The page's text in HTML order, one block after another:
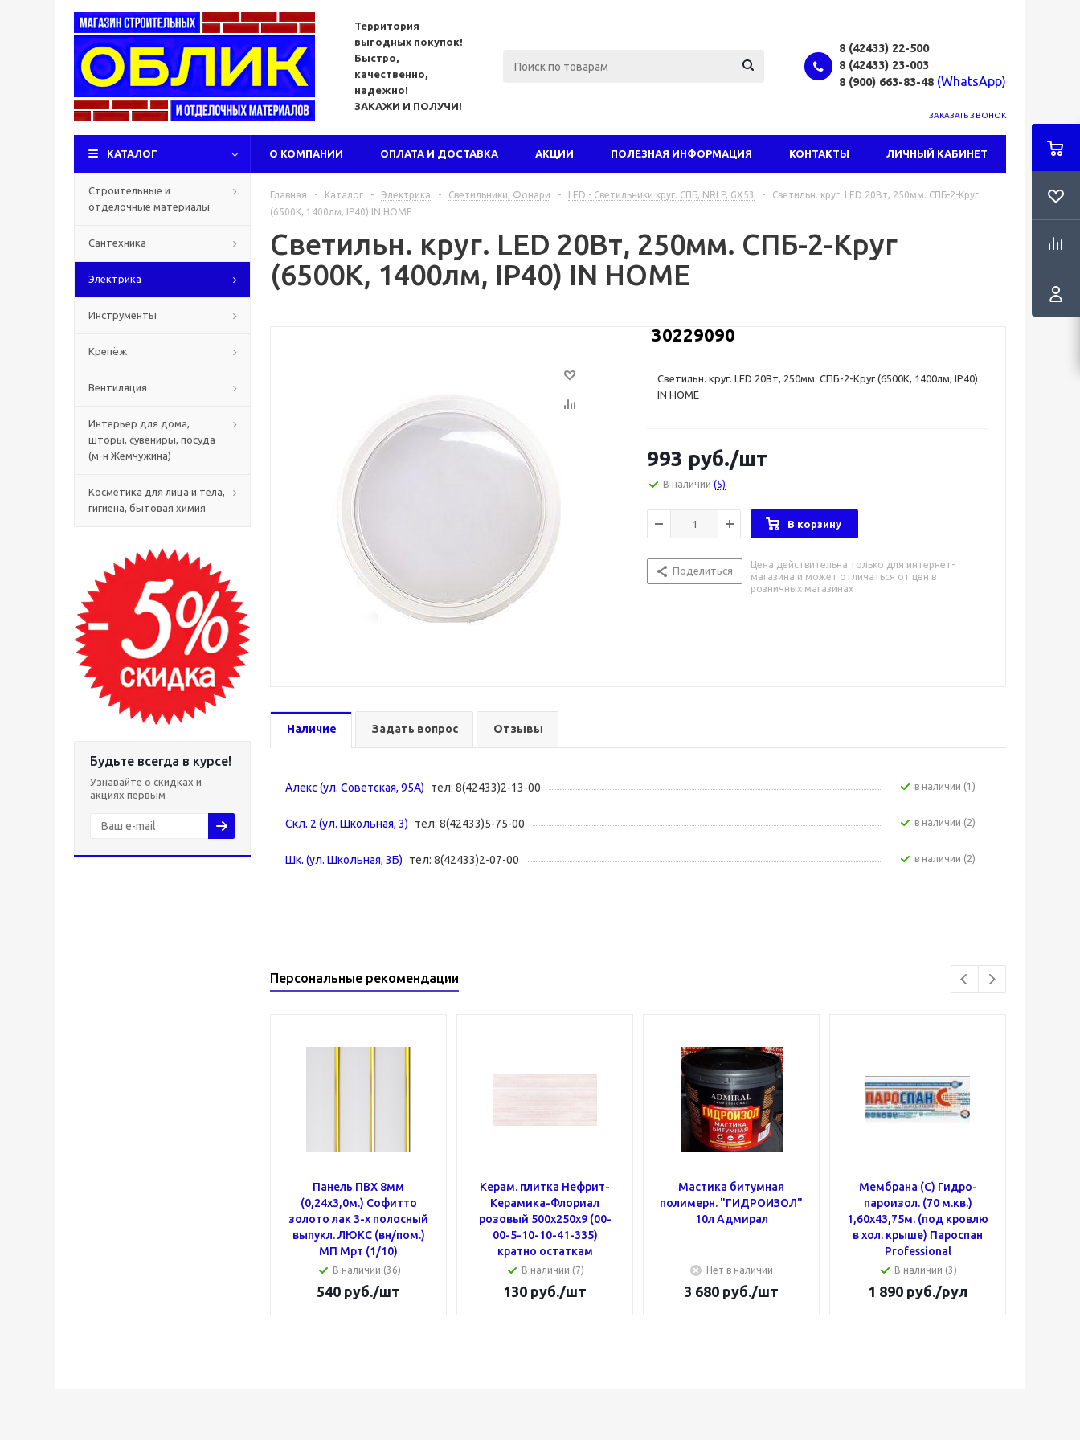
Территория
выгодных покупок!
Быстро,
качественно,
надежно!
ЗАКАЖИ И ПОЛУЧИ!
8 (42433) 22-500
8 (42433) 23-003
8 (900) 663-83-48 (WhatsApp)
ЗАКАЗАТЬ ЗВОНОК
КАТАЛОГ О КОМПАНИИ ОПЛАТА И ДОСТАВКА АКЦИИ ПОЛЕЗНАЯ ИНФОРМАЦИЯ КОНТАКТЫ ЛИЧНЫЙ КАБИНЕТ
Строительные и
отделочные материалы
Сантехника
Электрика
Инструменты
Крепёж
Вентиляция
Интерьер для дома,
шторы, сувениры, посуда
(м-н Жемчужина)
Косметика для лица и тела,
гигиена, бытовая химия
Будьте всегда в курсе!
Узнавайте о скидках и
акциях первым
Главная - Каталог - Электрика - Светильники, Фонари - LED - Светильники круг. СПБ, NRLP, GX53 -
Светильн. круг. LED 20Вт, 250мм. СПБ-2-Круг
(6500К, 1400лм, IP40) IN HOME
Светильн. круг. LED 20Вт, 250мм. СПБ-2-Круг
(6500К, 1400лм, IP40) IN HOME
30229090
Светильн. круг. LED 20Вт, 250мм. СПБ-2-Круг (6500К, 1400лм, IP40)
IN HOME
993 руб./шт
В наличии (5)
В корзину
Поделиться
Цена действительна только для интернет-
магазина и может отличаться от цен в
розничных магазинах
Наличие Задать вопрос Отзывы
Алекс (ул. Советская, 95А) тел: 8(42433)2-13-00 В наличии (1)
Скл. 2 (ул. Школьная, 3) тел: 8(42433)5-75-00 В наличии (2)
Шк. (ул. Школьная, 3Б) тел: 8(42433)2-07-00 В наличии (2)
Персональные рекомендации
Панель ПВХ 8мм
(0,24x3,0м.) Cофитто
золото лак 3-х полосный
выпукл. ЛЮКС (вн/пом.)
МП Мрт (1/10)
В наличии (36)
540 руб./шт
Керам. плитка Нефрит-
Керамика-Флориал
розовый 500х250х9 (00-
00-5-10-10-41-335)
кратно остаткам
В наличии (7)
130 руб./шт
Мастика битумная
полимерн. "ГИДРОИЗОЛ"
10л Адмирал
Нет в наличии
3 680 руб./шт
Мембрана (C) Гидро-
пароизол. (70 м.кв.)
1,60х43,75м. (под кровлю
в хол. крыше) Пароспан
Professional
В наличии (3)
1 890 руб./рул